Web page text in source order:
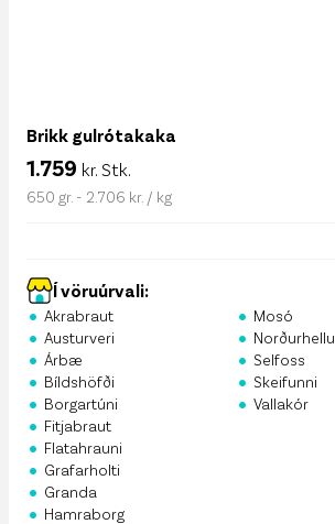
Brikk gulrótakaka
1.759 kr. Stk.
650 gr. - 2.706 kr. / kg
Í vöruúrvali:
• Akrabraut
• Austurveri
• Árbæ
• Bíldshöfði
• Borgartúni
• Fitjabraut
• Flatahrauni
• Grafarholti
• Granda
• Hamraborg
• Mosó
• Norðurhellu
• Selfoss
• Skeifunni
• Vallakór